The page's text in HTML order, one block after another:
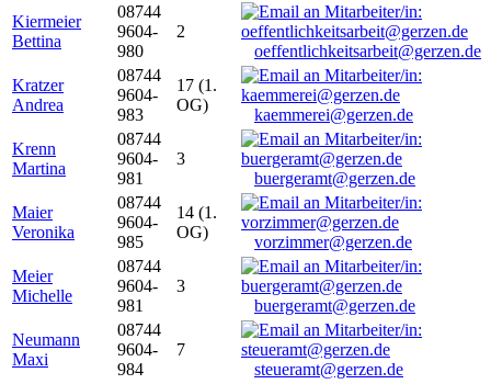
Kiermeier
Bettina
08744
9604-
980
2
oeffentlichkeitsarbeit@gerzen.de
Kratzer
Andrea
08744
9604-
983
17 (1.
OG)
kaemmerei@gerzen.de
Krenn
Martina
08744
9604-
981
3
buergeramt@gerzen.de
Maier
Veronika
08744
9604-
985
14 (1.
OG)
vorzimmer@gerzen.de
Meier
Michelle
08744
9604-
981
3
buergeramt@gerzen.de
Neumann
Maxi
08744
9604-
984
7
steueramt@gerzen.de